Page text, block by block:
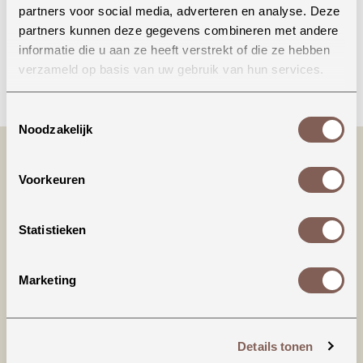
partners voor social media, adverteren en analyse. Deze
partners kunnen deze gegevens combineren met andere
informatie die u aan ze heeft verstrekt of die ze hebben
verzameld op basis van uw gebruik van hun services.
Noodzakelijk
Voorkeuren
Statistieken
Marketing
Details tonen
Bellen
Productinformatie